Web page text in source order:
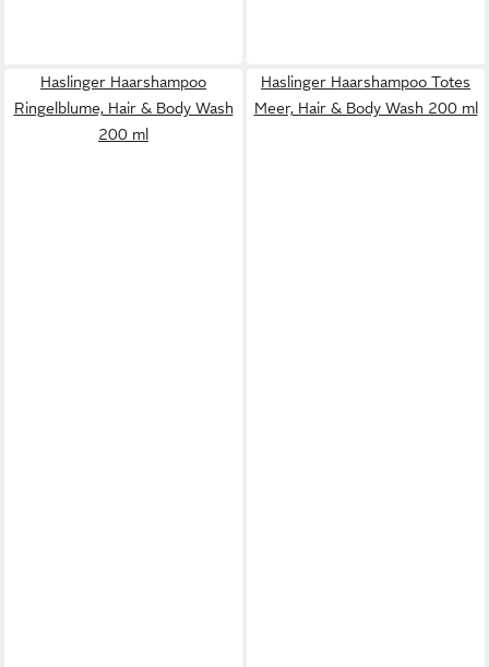
Haslinger Haarshampoo
Ringelblume, Hair & Body Wash
200 ml
Haslinger Haarshampoo Totes
Meer, Hair & Body Wash 200 ml